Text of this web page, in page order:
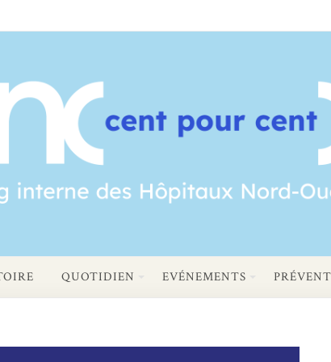
QUOTIDIEN EVÉNEMENTS